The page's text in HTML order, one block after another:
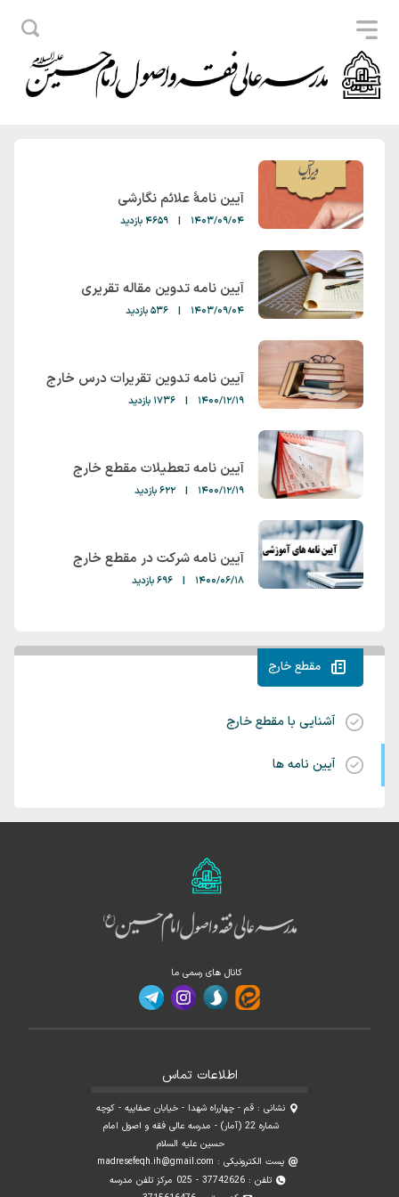
مقطع خارج
آشنایی با مقطع خارج
آیین نامه ها
آیین نامۀ علائم نگارشی
1403/09/04
| 4659 بازدید
آیین نامه تدوین مقاله تقریری
1403/09/04
| 536 بازدید
آیین نامه تدوین تقریرات درس خارج
1400/12/19
| 1736 بازدید
آیین نامه تعطیلات مقطع خارج
1400/12/19
| 622 بازدید
آیین نامه شرکت در مقطع خارج
1400/06/18
| 696 بازدید
کانال های رسمی ما
اطلاعات تماس
نشانی : قم - چهارراه شهدا - خیابان صفاییه - کوچه
شماره 22 (آمار) - مدرسه عالی فقه و اصول امام
حسین علیه السلام
پست الکترونیکی : madresefeqh.ih@gmail.com
تلفن : 37742626 - 025 مرکز تلفن مدرسه